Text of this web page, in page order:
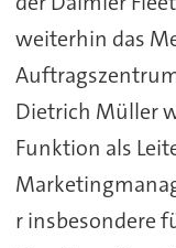
weiterhin das
Dietrich Müller
Funktion als
r insbesondere